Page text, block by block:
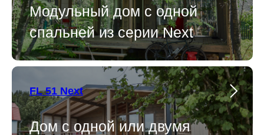
Модульный дом с одной
спальней из серии Next
FL 51 Next
Дом с одной или двумя